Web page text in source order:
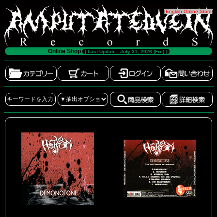
[English Online Store]
Online Shop [ Last Update : July 31, 2026 (Fri.) ]